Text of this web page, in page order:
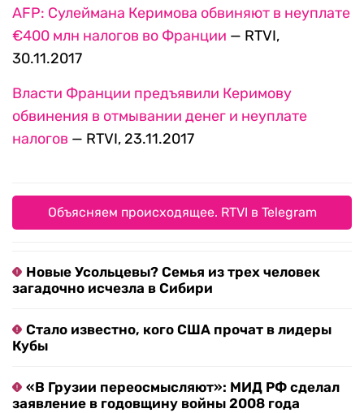
AFP: Сулеймана Керимова обвиняют в неуплате
€400 млн налогов во Франции — RTVI,
30.11.2017
Власти Франции предъявили Керимову
обвинения в отмывании денег и неуплате
налогов — RTVI, 23.11.2017
Объясняем происходящее. RTVI в Telegram
Новые Усольцевы? Семья из трех человек
загадочно исчезла в Сибири
Стало известно, кого США прочат в лидеры
Кубы
«В Грузии переосмысляют»: МИД РФ сделал
заявление в годовщину войны 2008 года